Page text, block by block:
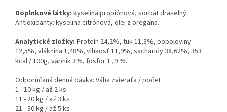
Doplnkové látky: kyselina propiónová, sorbát draselný.
Antioxidanty: kyselina citrónová, olej z oregana.
Analytické zložky: Proteín 24,2%, tuk 11,3%, popoloviny
12,5%, vláknina 1,48%, vlhkosť 11,9%, sacharidy 38,62%, 353
kcal / 100g, vápnik 3%, fosfor 1 ,9 %.
Odporúčaná denná dávka: Váha zvieraťa / počet
1 - 10 kg / až 2 ks
11 - 20 kg / až 3 ks
21 - 30 kg / až 5 ks